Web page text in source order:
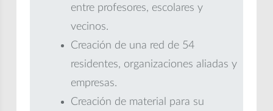
entre profesores, escolares y
vecinos.
Creación de una red de 54
residentes, organizaciones aliadas y
empresas.
Creación de material para su